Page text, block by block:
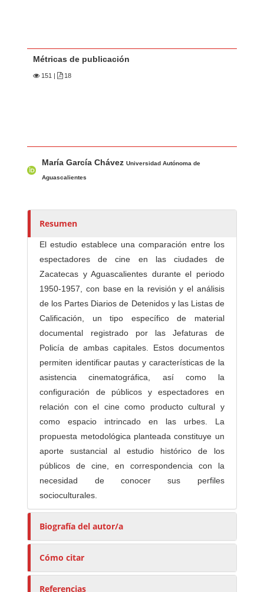
Métricas de publicación
151 18
u
r
s
María García ChávezUniversidad Autónoma de
Aguascalientes
Resumen
El estudio establece una comparación entre los
espectadores de cine en las ciudades de
Zacatecas y Aguascalientes durante el periodo
1950-1957, con base en la revisión y el análisis
de los Partes Diarios de Detenidos y las Listas de
Calificación, un tipo específico de material
documental registrado por las Jefaturas de
Policía de ambas capitales. Estos documentos
permiten identificar pautas y características de la
asistencia cinematográfica, así como la
configuración de públicos y espectadores en
relación con el cine como producto cultural y
como espacio intrincado en las urbes. La
propuesta metodológica planteada constituye un
aporte sustancial al estudio histórico de los
públicos de cine, en correspondencia con la
necesidad de conocer sus perfiles
socioculturales.
Biografía del autor/a
Cómo citar
Referencias